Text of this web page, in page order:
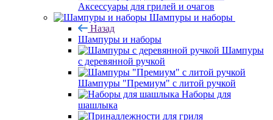
Аксессуары для грилей и очагов
Шампуры и наборы
Назад
Шампуры и наборы
Шампуры
с деревянной ручкой
Шампуры "Премиум" с литой ручкой
Наборы для
шашлыка